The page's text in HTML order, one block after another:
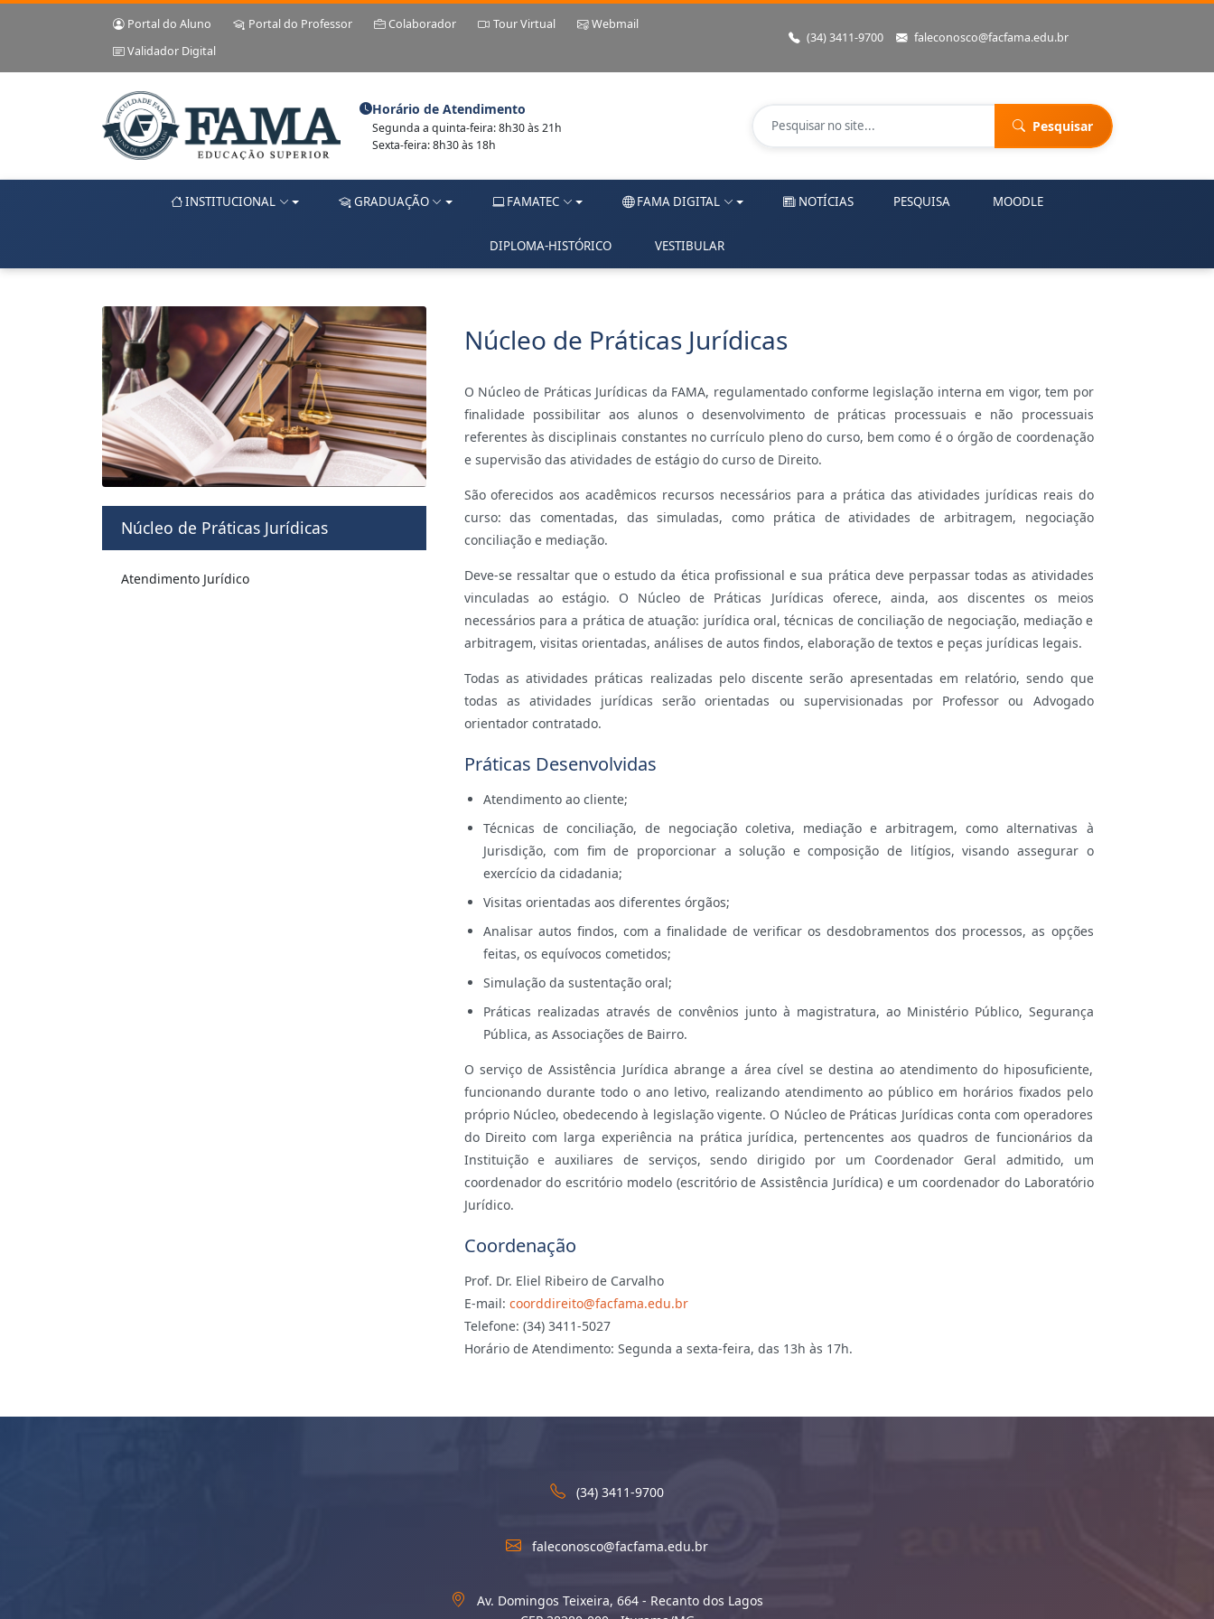
Portal do Aluno Portal do Professor Colaborador Tour Virtual
Webmail
Validador Digital
(34) 3411-9700 faleconosco@facfama.edu.br
Horário de Atendimento
Segunda a quinta-feira: 8h30 às 21h
Sexta-feira: 8h30 às 18h
Pesquisar
INSTITUCIONAL GRADUAÇÃO FAMATEC FAMA DIGITAL NOTÍCIAS PESQUISA MOODLE
DIPLOMA-HISTÓRICO VESTIBULAR
Núcleo de Práticas Jurídicas
Atendimento Jurídico
Núcleo de Práticas Jurídicas
O Núcleo de Práticas Jurídicas da FAMA, regulamentado conforme legislação interna em vigor, tem por
finalidade possibilitar aos alunos o desenvolvimento de práticas processuais e não processuais
referentes às disciplinais constantes no currículo pleno do curso, bem como é o órgão de coordenação
e supervisão das atividades de estágio do curso de Direito.
São oferecidos aos acadêmicos recursos necessários para a prática das atividades jurídicas reais do
curso: das comentadas, das simuladas, como prática de atividades de arbitragem, negociação
conciliação e mediação.
Deve-se ressaltar que o estudo da ética profissional e sua prática deve perpassar todas as atividades
vinculadas ao estágio. O Núcleo de Práticas Jurídicas oferece, ainda, aos discentes os meios
necessários para a prática de atuação: jurídica oral, técnicas de conciliação de negociação, mediação e
arbitragem, visitas orientadas, análises de autos findos, elaboração de textos e peças jurídicas legais.
Todas as atividades práticas realizadas pelo discente serão apresentadas em relatório, sendo que
todas as atividades jurídicas serão orientadas ou supervisionadas por Professor ou Advogado
orientador contratado.
Práticas Desenvolvidas
Atendimento ao cliente;
Técnicas de conciliação, de negociação coletiva, mediação e arbitragem, como alternativas à
Jurisdição, com fim de proporcionar a solução e composição de litígios, visando assegurar o
exercício da cidadania;
Visitas orientadas aos diferentes órgãos;
Analisar autos findos, com a finalidade de verificar os desdobramentos dos processos, as opções
feitas, os equívocos cometidos;
Simulação da sustentação oral;
Práticas realizadas através de convênios junto à magistratura, ao Ministério Público, Segurança
Pública, as Associações de Bairro.
O serviço de Assistência Jurídica abrange a área cível se destina ao atendimento do hiposuficiente,
funcionando durante todo o ano letivo, realizando atendimento ao público em horários fixados pelo
próprio Núcleo, obedecendo à legislação vigente. O Núcleo de Práticas Jurídicas conta com operadores
do Direito com larga experiência na prática jurídica, pertencentes aos quadros de funcionários da
Instituição e auxiliares de serviços, sendo dirigido por um Coordenador Geral admitido, um
coordenador do escritório modelo (escritório de Assistência Jurídica) e um coordenador do Laboratório
Jurídico.
Coordenação
Prof. Dr. Eliel Ribeiro de Carvalho
E-mail: coorddireito@facfama.edu.br
Telefone: (34) 3411-5027
Horário de Atendimento: Segunda a sexta-feira, das 13h às 17h.
(34) 3411-9700
faleconosco@facfama.edu.br
Av. Domingos Teixeira, 664 - Recanto dos Lagos